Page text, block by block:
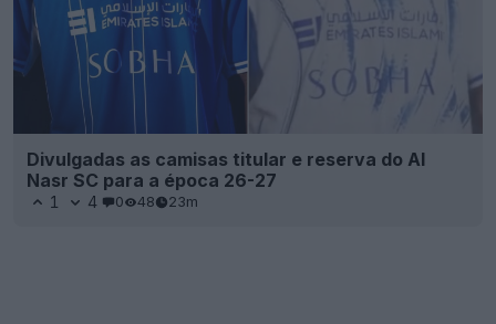
Divulgadas as camisas titular e reserva do Al
Nasr SC para a época 26-27
1 4 0 48 23m